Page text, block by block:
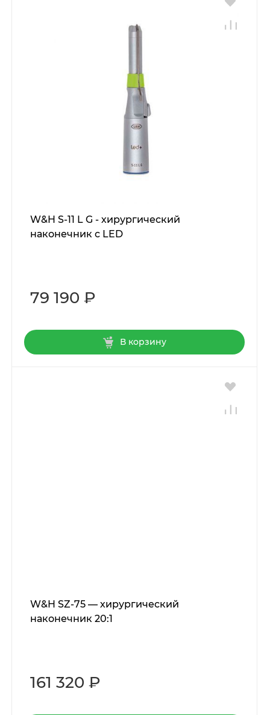
W&H S-11 L G - хирургический
наконечник с LED
79 190 ₽
В корзину
W&H SZ-75 — хирургический
наконечник 20:1
161 320 ₽